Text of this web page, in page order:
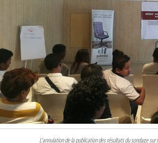
L’annulation de la publication des résultats du sondage